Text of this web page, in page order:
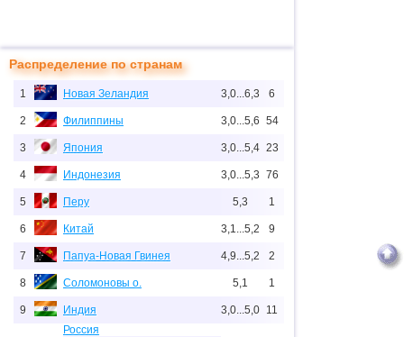
Распределение по странам
1 Новая Зеландия 3,0...6,3 6
2 Филиппины 3,0...5,6 54
3 Япония 3,0...5,4 23
4 Индонезия 3,0...5,3 76
5 Перу 5,3 1
6 Китай 3,1...5,2 9
7 Папуа-Новая Гвинея 4,9...5,2 2
8 Соломоновы о. 5,1 1
9 Индия 3,0...5,0 11
Россия